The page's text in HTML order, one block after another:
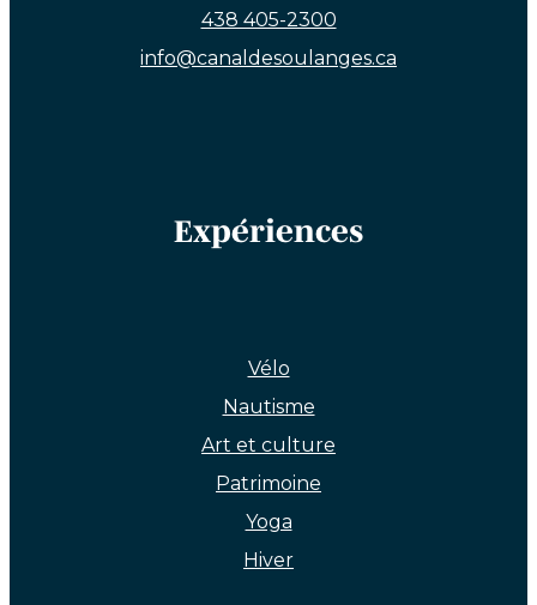
438 405-2300
info@canaldesoulanges.ca
Expériences
Vélo
Nautisme
Art et culture
Patrimoine
Yoga
Hiver